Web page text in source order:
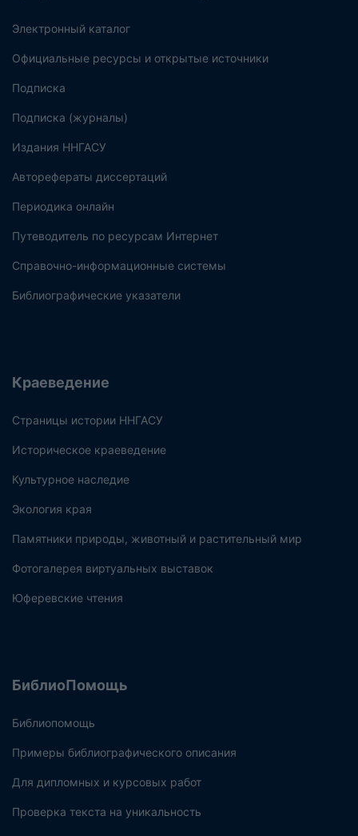
Электронный каталог
Официальные ресурсы и открытые источники
Подписка
Подписка (журналы)
Издания ННГАСУ
Авторефераты диссертаций
Периодика онлайн
Путеводитель по ресурсам Интернет
Справочно-информационные системы
Библиографические указатели
Краеведение
Страницы истории ННГАСУ
Историческое краеведение
Культурное наследие
Экология края
Памятники природы, животный и растительный мир
Фотогалерея виртуальных выставок
Юферевские чтения
БиблиоПомощь
Библиопомощь
Примеры библиографического описания
Для дипломных и курсовых работ
Проверка текста на уникальность